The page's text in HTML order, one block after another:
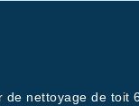
nettoyage de